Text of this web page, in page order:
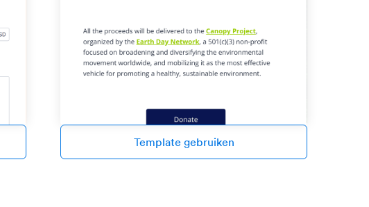
Template gebruiken